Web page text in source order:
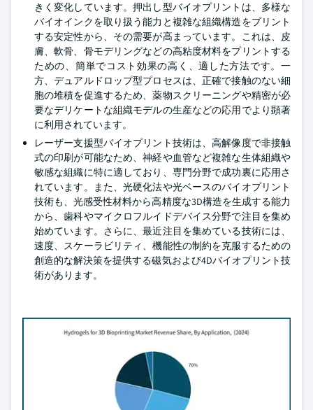
きく変化しています。押出し型バイオプリントは、多様な
バイオインクを取り扱う能力と複雑な組織構造をプリント
する安定性から、その需要が高まっています。これは、皮
膚、軟骨、骨モデリングなどの高粘度材料をプリントする
ための、簡単でコスト効果の高く、適した方法です。一
方、デュアルドロップ型プロセスは、正確で接触のない細
胞の堆積を促進するため、薬物スクリーニングや精密が必
要なデリケートな組織モデルの生産などの応用でより顕著
に利用されています。
レーザー支援型バイオプリント技術は、高解像度で非接触
式の印刷が可能なため、神経や血管など複雑な生体組織や
敏感な組織に特に適しており、専門分野で成功裏に応用さ
れています。また、光硬化法や光ベースのバイオプリント
技術も、光感受性材料から高精度な3D構造を生成する能力
から、歯科やマイクロフルイドデバイス分野で注目を集め
始めています。さらに、最近注目を集めている技術には、
速度、スケーラビリティ、機能性の制約を克服するための
創造的な解決策を提供する磁気および4Dバイオプリント技
術があります。